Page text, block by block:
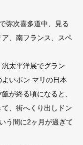
弥次喜多道中、見る
、南フランス、スペ
太平洋展でグラン
いポン マリの日本
が終る頃になると、
、街へくり出しドン
う間に2ヶ月が過ぎて